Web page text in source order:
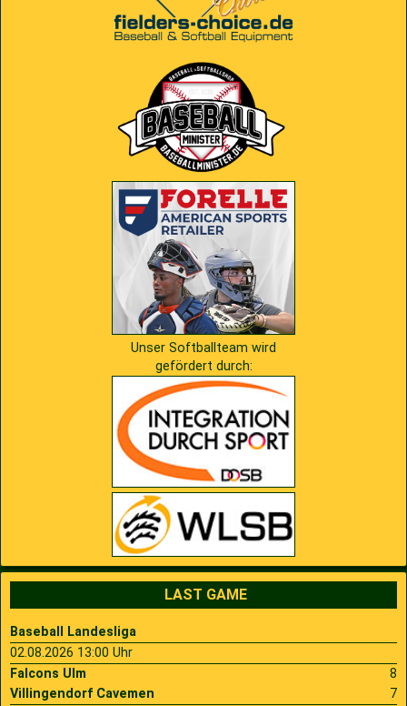
Unser Softballteam wird
gefördert durch:
LAST GAME
Baseball Landesliga
02.08.2026 13:00 Uhr
Falcons Ulm
8
Villingendorf Cavemen
7